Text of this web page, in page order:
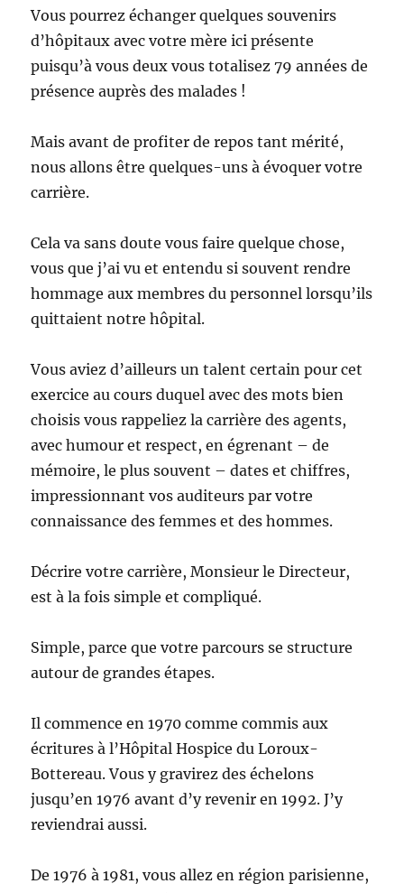
Vous pourrez échanger quelques souvenirs
d’hôpitaux avec votre mère ici présente
puisqu’à vous deux vous totalisez 79 années de
présence auprès des malades !
Mais avant de profiter de repos tant mérité,
nous allons être quelques-uns à évoquer votre
carrière.
Cela va sans doute vous faire quelque chose,
vous que j’ai vu et entendu si souvent rendre
hommage aux membres du personnel lorsqu’ils
quittaient notre hôpital.
Vous aviez d’ailleurs un talent certain pour cet
exercice au cours duquel avec des mots bien
choisis vous rappeliez la carrière des agents,
avec humour et respect, en égrenant – de
mémoire, le plus souvent – dates et chiffres,
impressionnant vos auditeurs par votre
connaissance des femmes et des hommes.
Décrire votre carrière, Monsieur le Directeur,
est à la fois simple et compliqué.
Simple, parce que votre parcours se structure
autour de grandes étapes.
Il commence en 1970 comme commis aux
écritures à l’Hôpital Hospice du Loroux-
Bottereau. Vous y gravirez des échelons
jusqu’en 1976 avant d’y revenir en 1992. J’y
reviendrai aussi.
De 1976 à 1981, vous allez en région parisienne,